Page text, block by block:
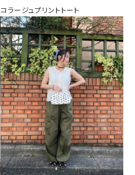
コラージュプリントトート